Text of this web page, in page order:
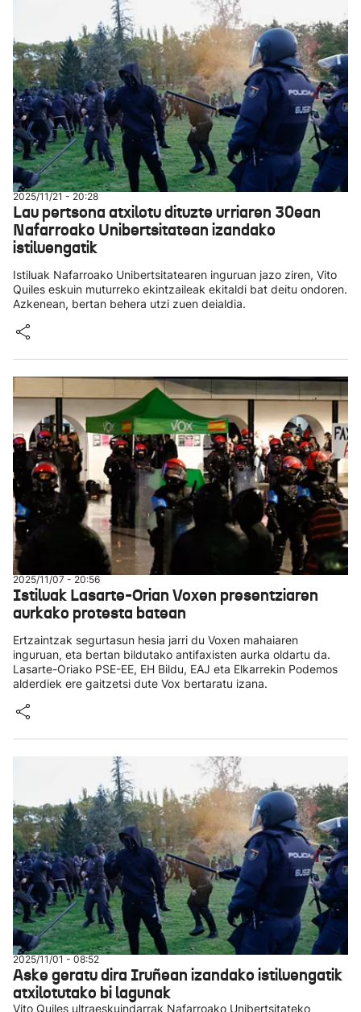
2025/11/21 - 20:28
Lau pertsona atxilotu dituzte urriaren 30ean
Nafarroako Unibertsitatean izandako
istiluengatik
Istiluak Nafarroako Unibertsitatearen inguruan jazo ziren, Vito
Quiles eskuin muturreko ekintzaileak ekitaldi bat deitu ondoren.
Azkenean, bertan behera utzi zuen deialdia.
2025/11/07 - 20:56
Istiluak Lasarte-Orian Voxen presentziaren
aurkako protesta batean
Ertzaintzak segurtasun hesia jarri du Voxen mahaiaren
inguruan, eta bertan bildutako antifaxisten aurka oldartu da.
Lasarte-Oriako PSE-EE, EH Bildu, EAJ eta Elkarrekin Podemos
alderdiek ere gaitzetsi dute Vox bertaratu izana.
2025/11/01 - 08:52
Aske geratu dira Iruñean izandako istiluengatik
atxilotutako bi lagunak
Vito Quiles ultraeskuindarrak Nafarroako Unibertsitateko